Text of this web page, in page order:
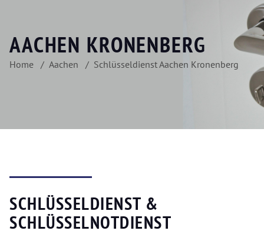
AACHEN KRONENBERG
Home Aachen Schlüsseldienst Aachen Kronenberg
SCHLÜSSELDIENST &
SCHLÜSSELNOTDIENST